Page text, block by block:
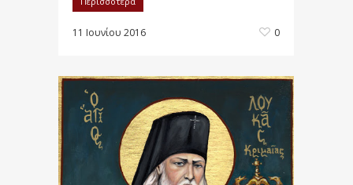
11 Ιουνίου 2016 0